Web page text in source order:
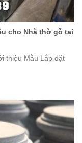
cho Nhà thờ gỗ tại
thiệu Mẫu Lắp đặt